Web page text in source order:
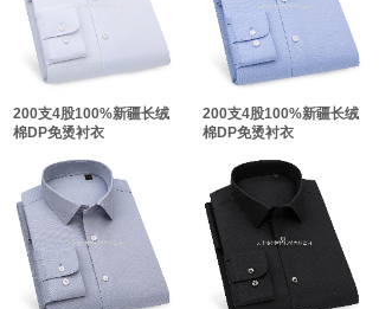
200支4股100%新疆长绒
棉DP免烫衬衣
200支4股100%新疆长绒
棉DP免烫衬衣
双击此处添加文字